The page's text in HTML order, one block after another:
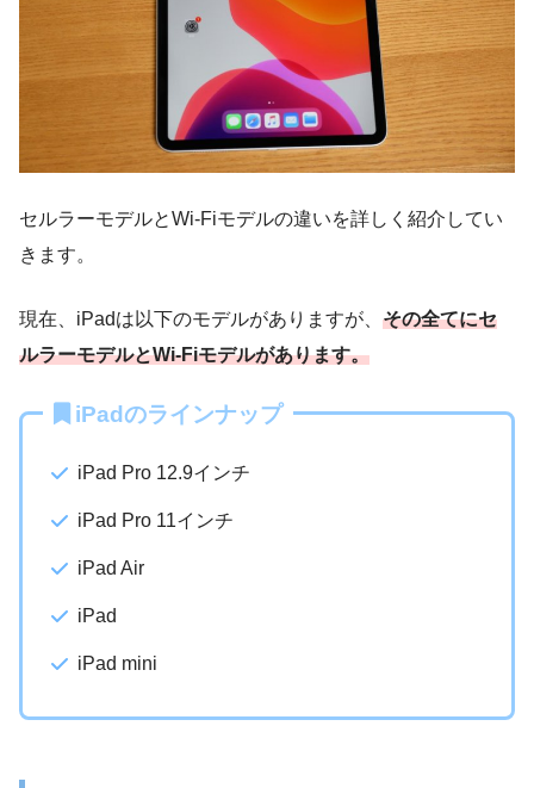
セルラーモデルとWi-Fiモデルの違いを詳しく紹介してい
きます。
現在、iPadは以下のモデルがありますが、 その全てにセ
ルラーモデルとWi-Fiモデルがあります。
iPadのラインナップ
iPad Pro 12.9インチ
iPad Pro 11インチ
iPad Air
iPad
iPad mini